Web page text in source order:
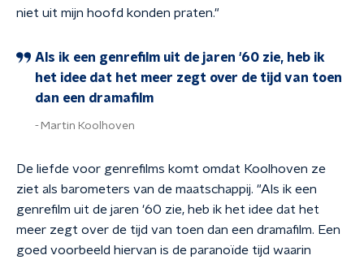
niet uit mijn hoofd konden praten."
Als ik een genrefilm uit de jaren '60 zie, heb ik
het idee dat het meer zegt over de tijd van toen
dan een dramafilm
Martin Koolhoven
De liefde voor genrefilms komt omdat Koolhoven ze
ziet als barometers van de maatschappij. "Als ik een
genrefilm uit de jaren '60 zie, heb ik het idee dat het
meer zegt over de tijd van toen dan een dramafilm. Een
goed voorbeeld hiervan is de paranoïde tijd waarin